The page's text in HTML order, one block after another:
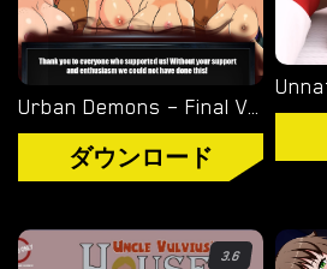
Urban Demons – Final Version 1.1 [Nergal]
ダウンロード
3.6